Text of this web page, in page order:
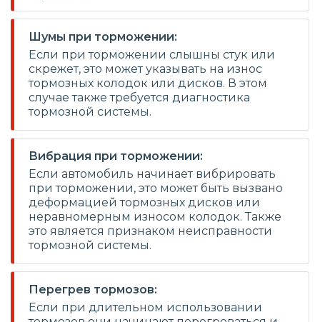
Шумы при торможении:
Если при торможении слышны стук или
скрежет, это может указывать на износ
тормозных колодок или дисков. В этом
случае также требуется диагностика
тормозной системы.
Вибрация при торможении:
Если автомобиль начинает вибрировать
при торможении, это может быть вызвано
деформацией тормозных дисков или
неравномерным износом колодок. Также
это является признаком неисправности
тормозной системы.
Перегрев тормозов:
Если при длительном использовании